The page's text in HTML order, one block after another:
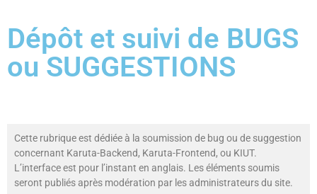
Dépôt et suivi de BUGS
ou SUGGESTIONS
Cette rubrique est dédiée à la soumission de bug ou de suggestion
concernant Karuta-Backend, Karuta-Frontend, ou KIUT.
L’interface est pour l’instant en anglais. Les éléments soumis
seront publiés après modération par les administrateurs du site.